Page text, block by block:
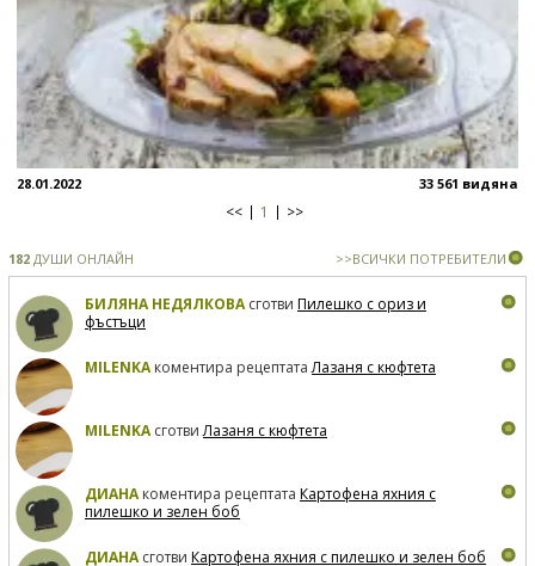
28.01.2022 33 561 видяна
<< 1 >>
182 ДУШИ ОНЛАЙН >>ВСИЧКИ ПОТРЕБИТЕЛИ
БИЛЯНА НЕДЯЛКОВАсготви Пилешко с ориз и
фъстъци
MILENKAкоментира рецептатаЛазаня с кюфтета
MILENKAсготвиЛазаня с кюфтета
ДИАНАкоментира рецептата Картофена яхния с
пилешко и зелен боб
ДИАНАсготви Картофена яхния с пилешко и зелен боб